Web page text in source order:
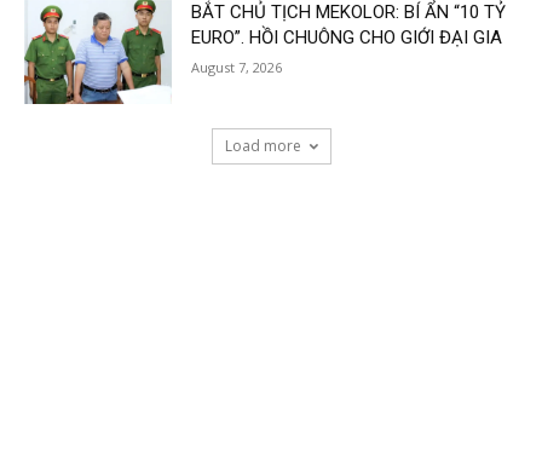
BẮT CHỦ TỊCH MEKOLOR: BÍ ẨN “10 TỶ
EURO”. HỒI CHUÔNG CHO GIỚI ĐẠI GIA
August 7, 2026
Load more